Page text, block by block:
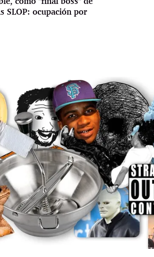
SLOP: ocupación por